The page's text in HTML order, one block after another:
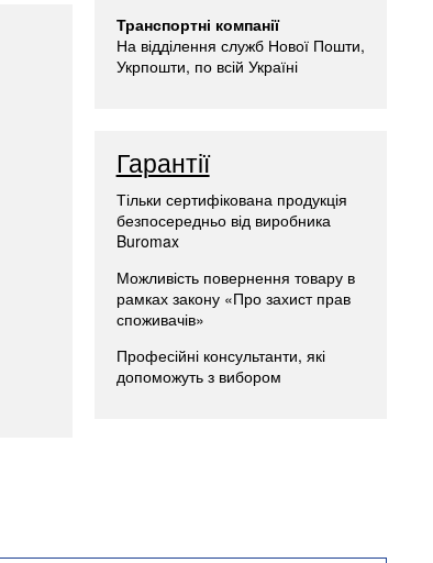
Транспортні компанії
На відділення служб Нової Пошти,
Укрпошти, по всій Україні
Гарантії
Тільки сертифікована продукція
безпосередньо від виробника
Buromax
Можливість повернення товару в
рамках закону «Про захист прав
споживачів»
Професійні консультанти, які
допоможуть з вибором